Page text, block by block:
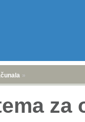
»
za